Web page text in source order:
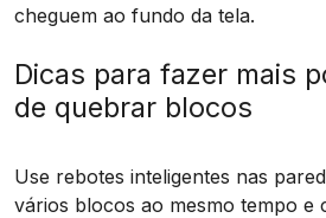
cheguem ao fundo da tela.
Dicas para fazer mais
de quebrar blocos
Use rebotes inteligentes nas
vários blocos ao mesmo tempo e